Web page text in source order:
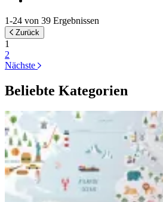
1-24 von 39 Ergebnissen
Zurück
1
2
Nächste
Beliebte Kategorien